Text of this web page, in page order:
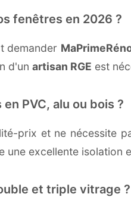
fenêtres en 2026 ?
demander
d'un artisan RGE est
PVC, alu ou bois ?
prix et ne nécessite
une excellente
et triple vitrage ?